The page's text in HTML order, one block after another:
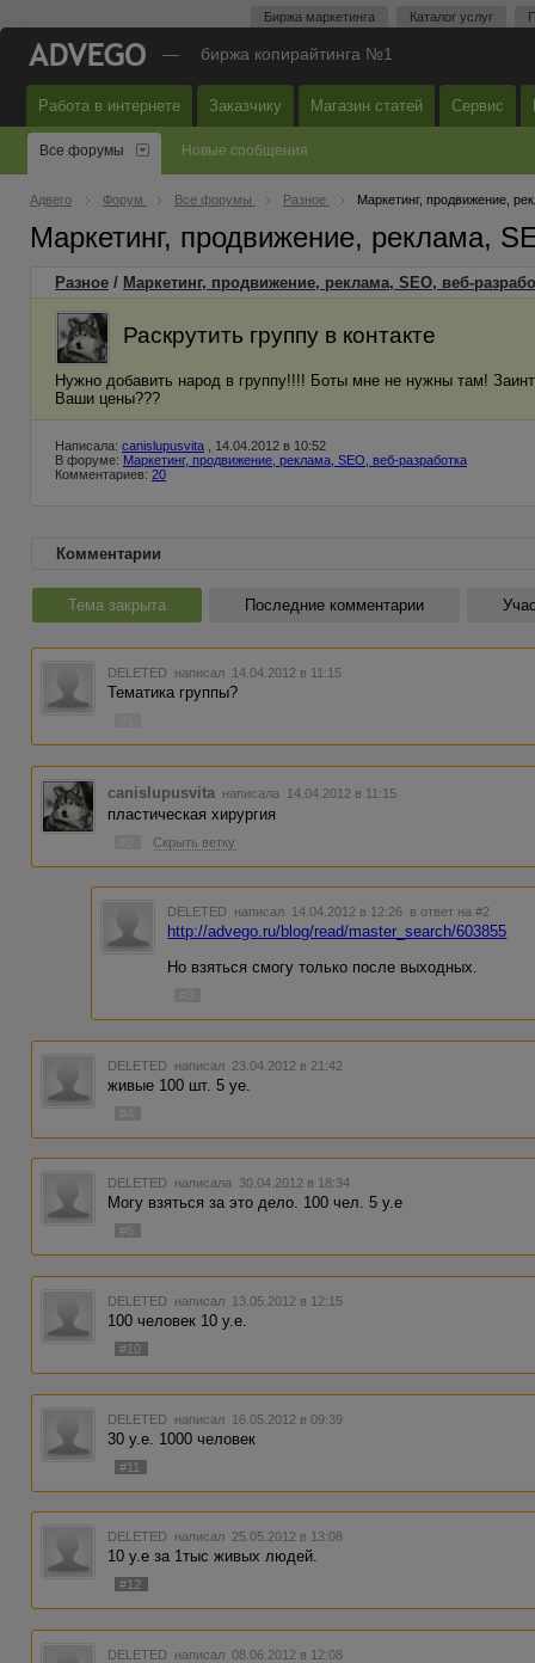
Биржа маркетинга Каталог услуг
— биржа копирайтинга №1
Работа в интернете Заказчику Магазин статей Сервис
Все форумы Новые сообщения
Адвего Форум Все форумы Разное Маркетинг, продвижение,
Маркетинг, продвижение, реклама,
Разное / Маркетинг, продвижение, реклама, SEO, веб-
Раскрутить группу в контакте
Нужно добавить народ в группу!!!! Боты мне не нужны там!
Ваши цены???
Написала: canislupusvita , 14.04.2012 в 10:52
В форуме: Маркетинг, продвижение, реклама, SEO, веб-разработка
Комментариев: 20
Комментарии
Тема закрыта Последние комментарии
DELETED написал 14.04.2012 в 11:15
Тематика группы?
canislupusvita написала 14.04.2012 в 11:15
пластическая хирургия
Скрыть ветку
DELETED написал 14.04.2012 в 12:26 в ответ на #2
http://advego.ru/blog/read/master_search/603855
Но взяться смогу только после выходных.
DELETED написал 23.04.2012 в 21:42
живые 100 шт. 5 уе.
DELETED написала 30.04.2012 в 18:34
Могу взяться за это дело. 100 чел. 5 y.e
#6
DELETED написал 13.05.2012 в 12:15
100 человек 10 у.е.
#10
DELETED написал 16.05.2012 в 09:39
30 у.е. 1000 человек
#11
DELETED написал 25.05.2012 в 13:08
10 y.e за 1тыс живых людей.
#12
DELETED написал 08.06.2012 в 12:08